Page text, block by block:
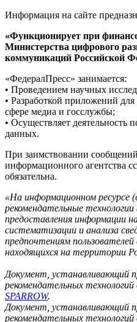
Информация на сайте
«Функционирует при
Министерства цифрового
коммуникаций Российской
«ФедералПресс» занимается:
• Проведением научных
• Разработкой приложений
сфере медиа и госслужбы;
• Осуществляет деятельность
данных.
При заимствовании
информационного агентства
обязательна.
«На информационном ресурсе
рекомендательные
предоставления информации
систематизации и анализа
предпочтениям
находящихся на территории
Документ, устанавливающий
рекомендательных
SPARROW.
Документ, устанавливающий
рекомендательных